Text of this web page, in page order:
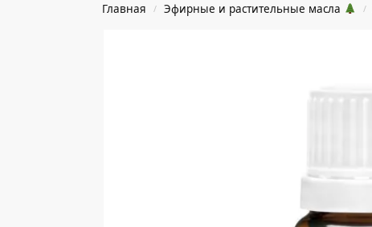
Главная / Эфирные и растительные масла /